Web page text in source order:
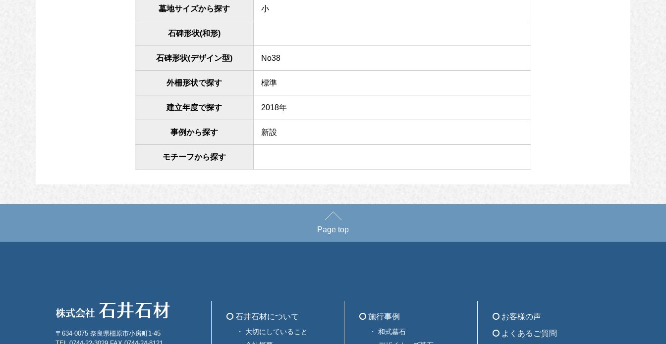
墓地サイズから探す 小
石碑形状(和形)
石碑形状(デザイン型) No38
外柵形状で探す 標準
建立年度で探す 2018年
事例から探す 新設
モチーフから探す
Page top
〒634-0075 奈良県橿原市小房町1-45
石井石材について
大切にしていること
施行事例
和式墓石
お客様の声
よくあるご質問